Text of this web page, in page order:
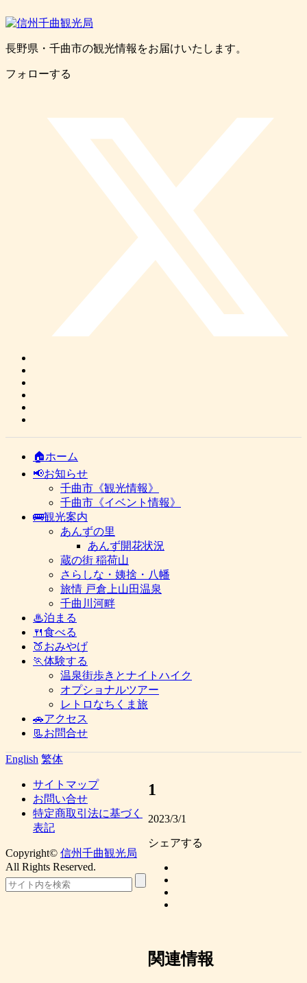
長野県・千曲市の観光情報をお届けいたします。
フォローする
🏠ホーム
📢お知らせ
千曲市《観光情報》
千曲市《イベント情報》
🚌観光案内
あんずの里
あんず開花状況
蔵の街 稲荷山
さらしな・姨捨・八幡
旅情 戸倉上山田温泉
千曲川河畔
♨泊まる
🍴食べる
🍑おみやげ
🏃体験する
温泉街歩きとナイトハイク
オプショナルツアー
レトロなちくま旅
🚗アクセス
📃お問合せ
English 繁体
1
2023/3/1
シェアする
関連情報
サイトマップ
お問い合せ
特定商取引法に基づく
表記
Copyright© 信州千曲観光局
All Rights Reserved.